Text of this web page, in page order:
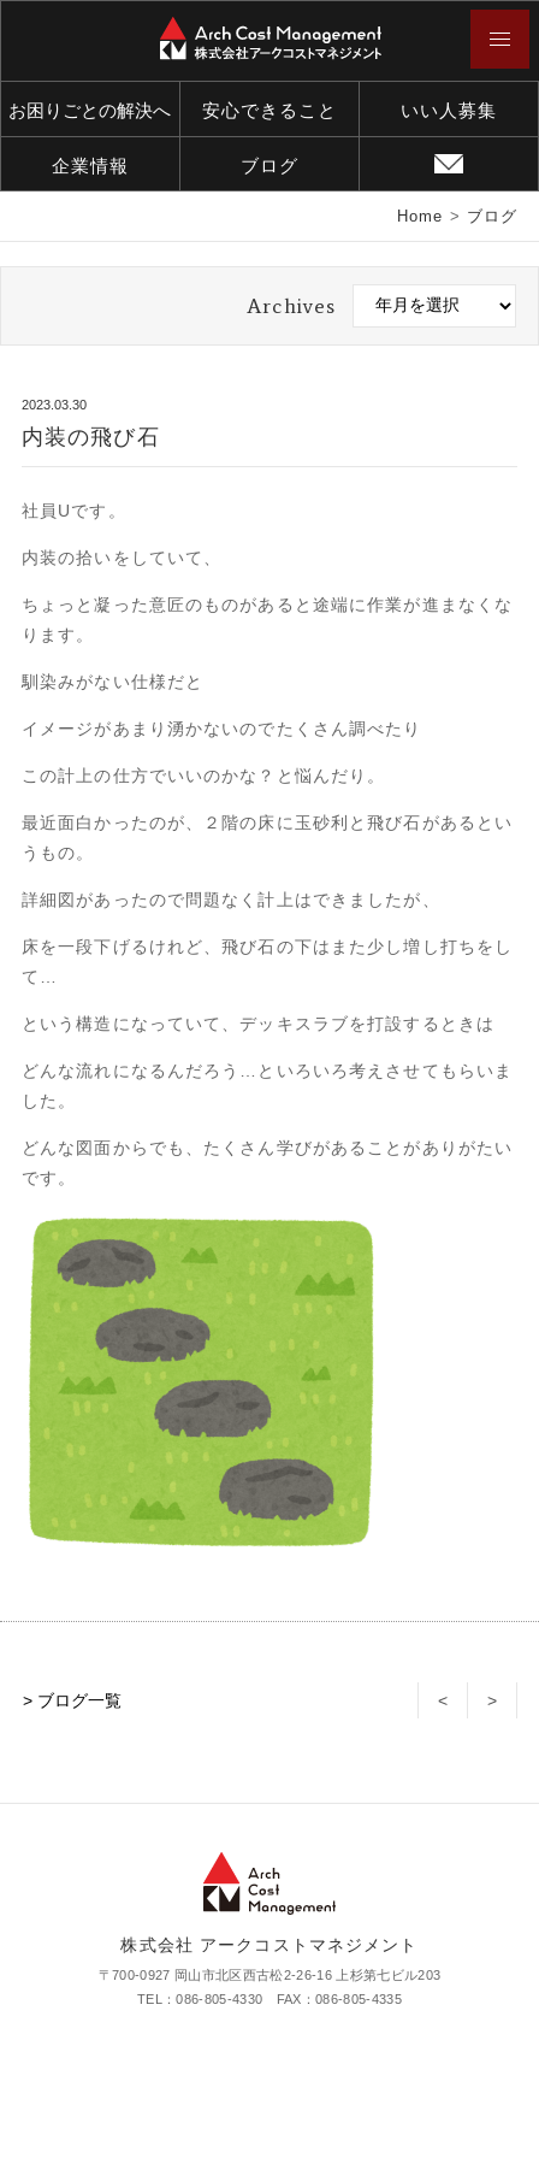
お困りごとの解決へ 安心できること いい人募集
企業情報 ブログ
Home > ブログ
Archives
2023.03.30
内装の飛び石
社員Uです。
内装の拾いをしていて、
ちょっと凝った意匠のものがあると途端に作業が進まなくな
ります。
馴染みがない仕様だと
イメージがあまり湧かないのでたくさん調べたり
この計上の仕方でいいのかな？と悩んだり。
最近面白かったのが、２階の床に玉砂利と飛び石があるとい
うもの。
詳細図があったので問題なく計上はできましたが、
床を一段下げるけれど、飛び石の下はまた少し増し打ちをし
て…
という構造になっていて、デッキスラブを打設するときは
どんな流れになるんだろう…といろいろ考えさせてもらいま
した。
どんな図面からでも、たくさん学びがあることがありがたい
です。
> ブログ一覧 < >
株式会社 アークコストマネジメント
〒700-0927 岡山市北区西古松2-26-16 上杉第七ビル203
TEL：086-805-4330 FAX：086-805-4335